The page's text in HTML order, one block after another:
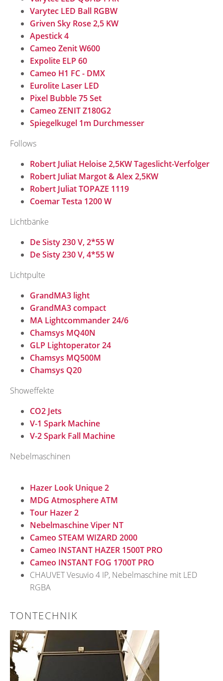
Varytec LED Ball RGBW
Griven Sky Rose 2,5 KW
Apestick 4
Cameo Zenit W600
Expolite ELP 60
Cameo H1 FC - DMX
Eurolite Laser LED
Pixel Bubble 75 Set
Cameo ZENIT Z180G2
Spiegelkugel 1m Durchmesser
Follows
Robert Juliat Heloise 2,5KW Tageslicht-Verfolger
Robert Juliat Margot & Alex 2,5KW
Robert Juliat TOPAZE 1119
Coemar Testa 1200 W
Lichtbänke
De Sisty 230 V, 2*55 W
De Sisty 230 V, 4*55 W
Lichtpulte
GrandMA3 light
GrandMA3 compact
MA Lightcommander 24/6
Chamsys MQ40N
GLP Lightoperator 24
Chamsys MQ500M
Chamsys Q20
Showeffekte
CO2 Jets
V-1 Spark Machine
V-2 Spark Fall Machine
Nebelmaschinen
Hazer Look Unique 2
MDG Atmosphere ATM
Tour Hazer 2
Nebelmaschine Viper NT
Cameo STEAM WIZARD 2000
Cameo INSTANT HAZER 1500T PRO
Cameo INSTANT FOG 1700T PRO
CHAUVET Vesuvio 4 IP, Nebelmaschine mit LED
RGBA
TONTECHNIK